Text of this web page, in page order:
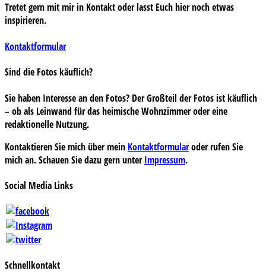
Tretet gern mit mir in Kontakt oder lasst Euch hier noch etwas
inspirieren.
Kontaktformular
Sind die Fotos käuflich?
Sie haben Interesse an den Fotos? Der Großteil der Fotos ist käuflich
– ob als Leinwand für das heimische Wohnzimmer oder eine
redaktionelle Nutzung.
Kontaktieren Sie mich über mein Kontaktformularoder rufen Sie
mich an. Schauen Sie dazu gern unterImpressum.
Social Media Links
Schnellkontakt